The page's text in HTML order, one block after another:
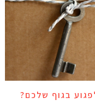
בגוף שלכם?